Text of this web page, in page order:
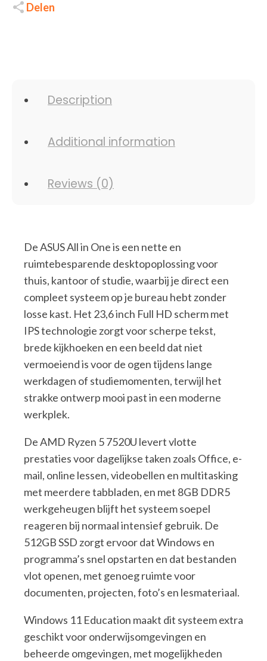
Delen
Description
Additional information
Reviews (0)
De ASUS All in One is een nette en
ruimtebesparende desktopoplossing voor
thuis, kantoor of studie, waarbij je direct een
compleet systeem op je bureau hebt zonder
losse kast. Het 23,6 inch Full HD scherm met
IPS technologie zorgt voor scherpe tekst,
brede kijkhoeken en een beeld dat niet
vermoeiend is voor de ogen tijdens lange
werkdagen of studiemomenten, terwijl het
strakke ontwerp mooi past in een moderne
werkplek.
De AMD Ryzen 5 7520U levert vlotte
prestaties voor dagelijkse taken zoals Office, e-
mail, online lessen, videobellen en multitasking
met meerdere tabbladen, en met 8GB DDR5
werkgeheugen blijft het systeem soepel
reageren bij normaal intensief gebruik. De
512GB SSD zorgt ervoor dat Windows en
programma’s snel opstarten en dat bestanden
vlot openen, met genoeg ruimte voor
documenten, projecten, foto’s en lesmateriaal.
Windows 11 Education maakt dit systeem extra
geschikt voor onderwijsomgevingen en
beheerde omgevingen, met mogelijkheden